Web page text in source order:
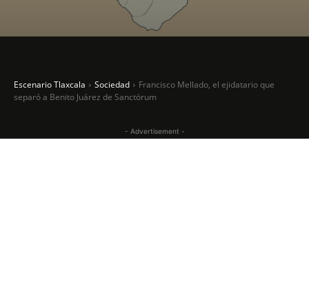
Escenario Tlaxcala Sociedad
Francisco Mellado, el ejidatario que
separó a Benito Juárez de Sanctórum
- Advertisement -